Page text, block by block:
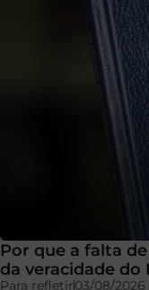
Por que a falta
da veracidade
Para refletir03/08/2026